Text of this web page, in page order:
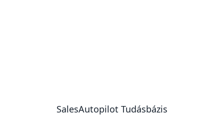
SalesAutopilot Tudásbázis